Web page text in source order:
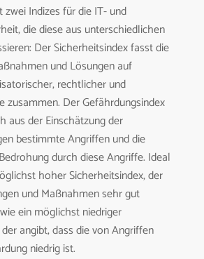
Indizes für die IT- und
die diese aus unterschiedlichen
Der Sicherheitsindex fasst die
und Lösungen auf
rechtlicher und
zusammen. Der Gefährdungsindex
aus der Einschätzung der
bestimmte Angriffen und die
durch diese Angriffe. Ideal
hoher Sicherheitsindex, der
und Maßnahmen sehr gut
ein möglichst niedriger
angibt, dass die von Angriffen
niedrig ist.